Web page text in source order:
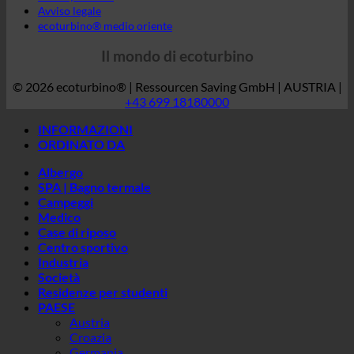
INFORMAZIONI
ORDINATO DA
Campeggi
Centro sportivo
Industria
Residenze per studenti
PAESE
Austria
Croazia
Germania
Irlanda
Italia
Ungheria
Lussemburgo
Lettonia
Slovenia
Corea del Sud